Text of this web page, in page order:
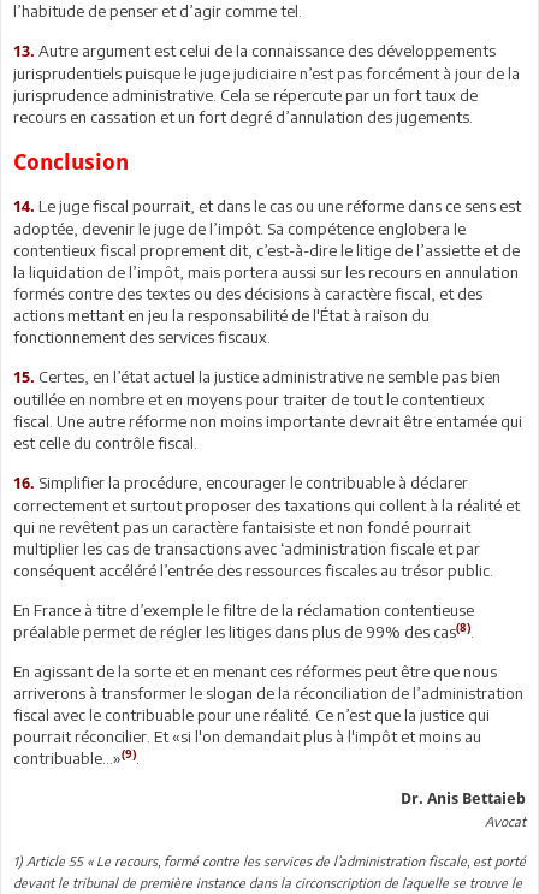
l’habitude de penser et d’agir comme tel.
13. Autre argument est celui de la connaissance des développements
jurisprudentiels puisque le juge judiciaire n’est pas forcément à jour de la
jurisprudence administrative. Cela se répercute par un fort taux de
recours en cassation et un fort degré d’annulation des jugements.
Conclusion
14. Le juge fiscal pourrait, et dans le cas ou une réforme dans ce sens est
adoptée, devenir le juge de l’impôt. Sa compétence englobera le
contentieux fiscal proprement dit, c’est-à-dire le litige de l’assiette et de
la liquidation de l’impôt, mais portera aussi sur les recours en annulation
formés contre des textes ou des décisions à caractère fiscal, et des
actions mettant en jeu la responsabilité de l'État à raison du
fonctionnement des services fiscaux.
15. Certes, en l’état actuel la justice administrative ne semble pas bien
outillée en nombre et en moyens pour traiter de tout le contentieux
fiscal. Une autre réforme non moins importante devrait être entamée qui
est celle du contrôle fiscal.
16. Simplifier la procédure, encourager le contribuable à déclarer
correctement et surtout proposer des taxations qui collent à la réalité et
qui ne revêtent pas un caractère fantaisiste et non fondé pourrait
multiplier les cas de transactions avec ‘administration fiscale et par
conséquent accéléré l’entrée des ressources fiscales au trésor public.
En France à titre d’exemple le filtre de la réclamation contentieuse
préalable permet de régler les litiges dans plus de 99% des cas(8)
En agissant de la sorte et en menant ces réformes peut être que nous
arriverons à transformer le slogan de la réconciliation de l’administration
fiscal avec le contribuable pour une réalité. Ce n’est que la justice qui
pourrait réconcilier. Et «si l'on demandait plus à l'impôt et moins au
contribuable...»(9)
Dr. Anis Bettaieb
Avocat
1) Article 55 « Le recours, formé contre les services de l’administration fiscale, est porté
devant le tribunal de première instance dans la circonscription de laquelle se trouve le